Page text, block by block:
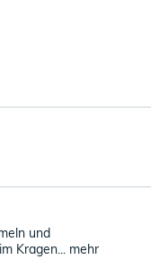
und
Kragen... mehr